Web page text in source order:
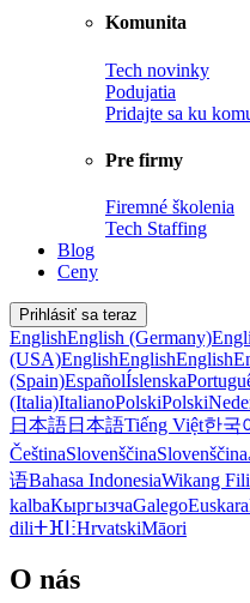
Komunita
Tech novinky
Podujatia
Pridajte sa ku
Pre firmy
Firemné školenia
Tech Staffing
Blog
Ceny
Prihlásiť sa teraz
EnglishEnglish (Germany)
(USA)EnglishEnglishEnglish
(Spain)EspañolÍslenska
(Italia)ItalianoPolskiPolski
日本語日本語Tiếng Việt한국
ČeštinaSlovenščinaSlovenščina
语Bahasa IndonesiaWikang
kalbaКыргызчаGalegoEuskara
diliⵜⴼⵏⵗHrvatskiMāori
O nás